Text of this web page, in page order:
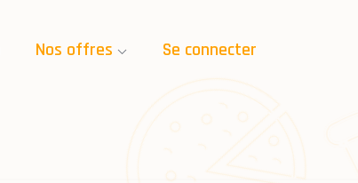
Nos offres Se connecter